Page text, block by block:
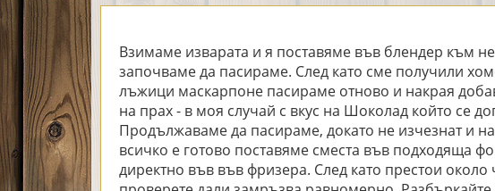
Взимаме изварата и я поставяме във блендер към
започваме да пасираме. След като сме получили
лъжици маскарпоне пасираме отново и накрая
на прах - в моя случай с вкус на Шоколад който се
Продължаваме да пасираме, докато не изчезнат и
всичко е готово поставяме сместа във подходяща
директно във във фризера. След като престои около